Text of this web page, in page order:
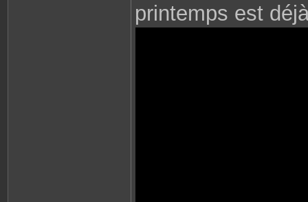
printemps est